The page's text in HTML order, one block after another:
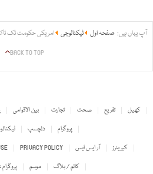
آپ یہاں ہیں: صفحہ اول ٹیکنالوجی امریکی حکومت ٹک ٹاک
BACK TO TOP
بین الاقوامی تجارت صحت تفریح
کھیل
دلچسپ
پروگرام
PRIVACY POLICY آر ایس ایس
کیریئرز
موسم کالم / بلاگ